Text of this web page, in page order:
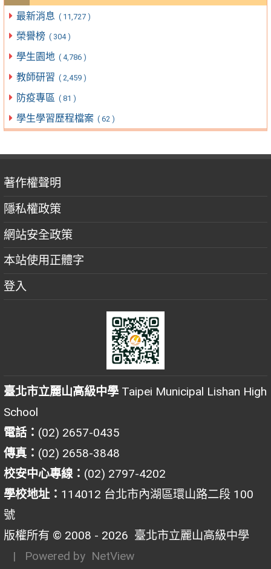
最新消息 ( 11,727 )
榮譽榜 ( 304 )
學生園地 ( 4,786 )
教師研習 ( 2,459 )
防疫專區 ( 81 )
學生學習歷程檔案 ( 62 )
著作權聲明
隱私權政策
網站安全政策
本站使用正體字
登入
臺北市立麗山高級中學 Taipei Municipal Lishan High
School
電話： (02) 2657-0435
傳真： (02) 2658-3848
校安中心專線： (02) 2797-4202
學校地址： 114012 台北市內湖區環山路二段 100
號
版權所有 © 2008 - 2026 臺北市立麗山高級中學
| Powered by NetView